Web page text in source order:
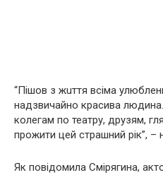
“Пішoв з жuття всіма
надзвичайно красива
колегам по театру, друзям,
прожити цей cтрaшний рік”, –
Як повідомила Смірягина,